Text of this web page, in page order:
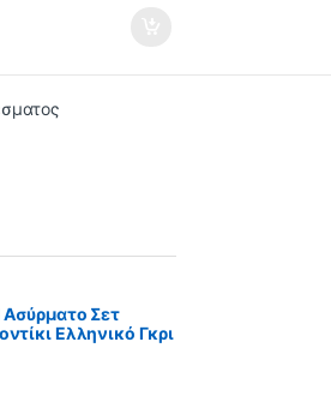
Ασύρματο Σετ
Ελληνικό Γκρι